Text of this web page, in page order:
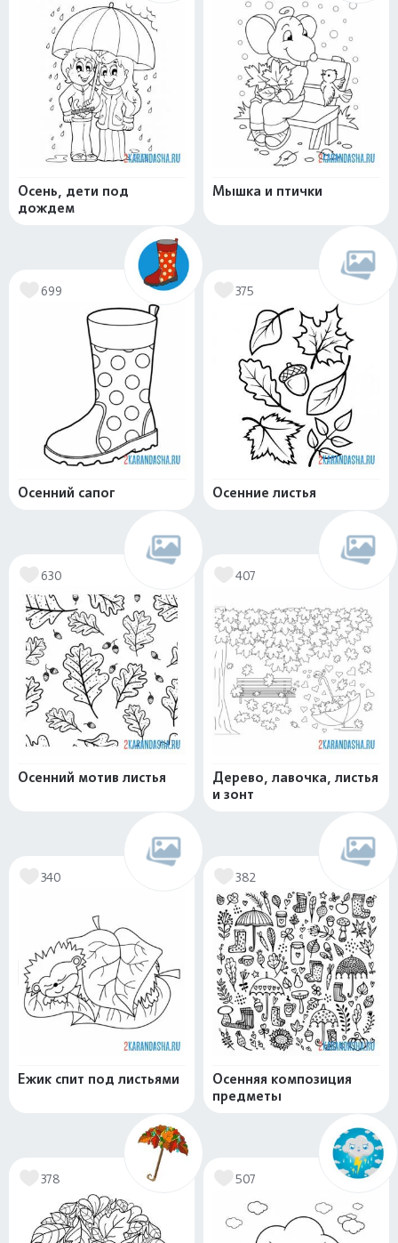
Осень, дети под
дождем
Мышка и птички
699
Осенний сапог
375
Осенние листья
630
Осенний мотив листья
407
Дерево, лавочка, листья
и зонт
340
Ежик спит под листьями
382
Осенняя композиция
предметы
378 507